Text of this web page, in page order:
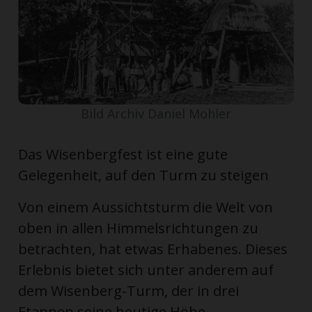
Fussball
Das Wisenbergfest ist eine gute
Gelegenheit, auf den Turm zu steigen
Von einem Aussichtsturm die Welt von
oben in allen Himmelsrichtungen zu
betrachten, hat etwas Erhabenes. Dieses
Erlebnis bietet sich unter anderem auf
dem Wisenberg-Turm, der in drei